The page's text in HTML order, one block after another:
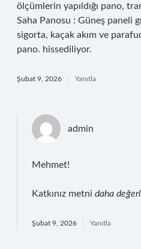
ölçümlerin yapıldığı pano,
Saha Panosu : Güneş paneli
sigorta, kaçak akım ve
pano. hissediliyor.
Şubat 9, 2026 Yanıtla
admin
Mehmet!
Katkınız metni daha
Şubat 9, 2026 Yanıtla